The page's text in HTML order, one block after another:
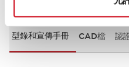
型錄和宣傳手冊 CAD檔 認